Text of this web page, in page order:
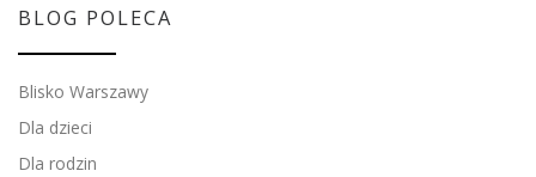
BLOG POLECA
Blisko Warszawy
Dla dzieci
Dla rodzin